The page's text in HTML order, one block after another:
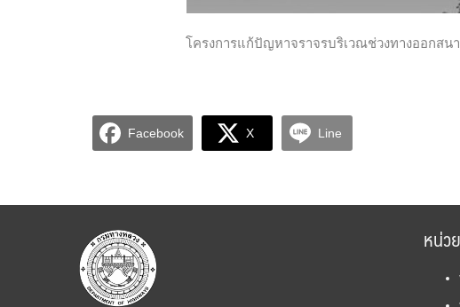
โครงการแก้ปัญหาจราจรบริเวณช่วงทางออกส
Facebook X Line
หน่ว